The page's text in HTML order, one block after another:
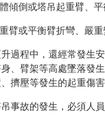
傾倒或塔吊起重臂、
臂或平衡臂折彎、嚴重
程中，還經常發生安
、臂架等高處墜落發
擠壓等發生的起重傷害
故的發生，必須人員